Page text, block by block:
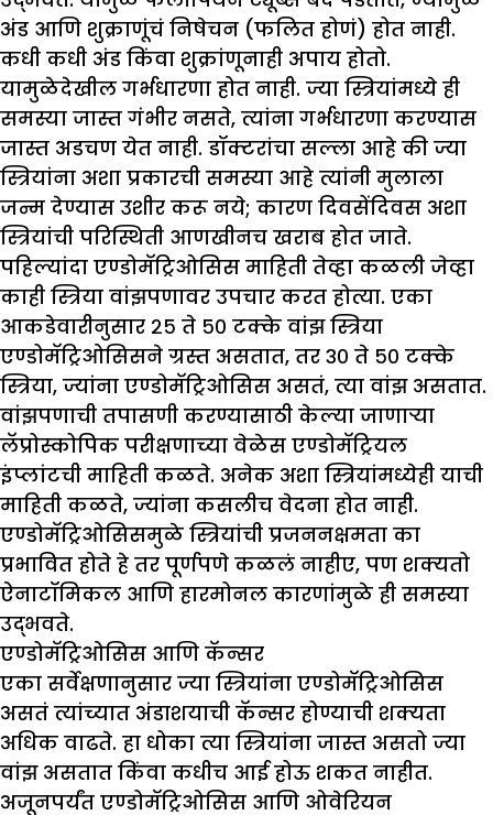
अंड आणि शुक्राणूंचं निषेचन (फलित होणं) होत नाही.
कधी कधी अंड किंवा शुक्रांणूनाही अपाय होतो.
यामुळेदेखील गर्भधारणा होत नाही. ज्या स्त्रियांमध्ये ही
समस्या जास्त गंभीर नसते, त्यांना गर्भधारणा करण्यास
जास्त अडचण येत नाही. डॉक्टरांचा सल्ला आहे की ज्या
स्त्रियांना अशा प्रकारची समस्या आहे त्यांनी मुलाला
जन्म देण्यास उशीर करू नये; कारण दिवसेंदिवस अशा
स्त्रियांची परिस्थिती आणखीनच खराब होत जाते.
पहिल्यांदा एण्डोमॅट्रिओसिस माहिती तेव्हा कळली जेव्हा
काही स्त्रिया वांझपणावर उपचार करत होत्या. एका
आकडेवारीनुसार २५ ते ५० टक्के वांझ स्त्रिया
एण्डोमॅट्रिओसिसने ग्रस्त असतात, तर ३० ते ५० टक्के
स्त्रिया, ज्यांना एण्डोमॅट्रिओसिस असतं, त्या वांझ असतात.
वांझपणाची तपासणी करण्यासाठी केल्या जाणाऱ्या
लॅप्रोस्कोपिक परीक्षणाच्या वेळेस एण्डोमॅट्रियल
इंप्लांटची माहिती कळते. अनेक अशा स्त्रियांमध्येही याची
माहिती कळते, ज्यांना कसलीच वेदना होत नाही.
एण्डोमॅट्रिओसिसमुळे स्त्रियांची प्रजननक्षमता का
प्रभावित होते हे तर पूर्णपणे कळलं नाहीए, पण शक्यतो
ऐनाटॉमिकल आणि हारमोनल कारणांमुळे ही समस्या
उद्भवते.
एण्डोमॅट्रिओसिस आणि कॅन्सर
एका सर्वेक्षणानुसार ज्या स्त्रियांना एण्डोमॅट्रिओसिस
असतं त्यांच्यात अंडाशयाची कॅन्सर होण्याची शक्यता
अधिक वाढते. हा धोका त्या स्त्रियांना जास्त असतो ज्या
वांझ असतात किंवा कधीच आई होऊ शकत नाहीत.
अजूनपर्यंत एण्डोमॅट्रिओसिस आणि ओवेरियन